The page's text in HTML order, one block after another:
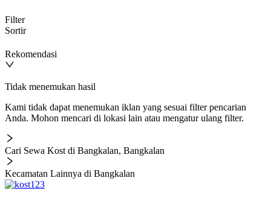
Filter
Sortir
Rekomendasi
Tidak menemukan hasil
Kami tidak dapat menemukan iklan yang sesuai filter pencarian
Anda. Mohon mencari di lokasi lain atau mengatur ulang filter.
Cari Sewa Kost di Bangkalan, Bangkalan
Kecamatan Lainnya di Bangkalan